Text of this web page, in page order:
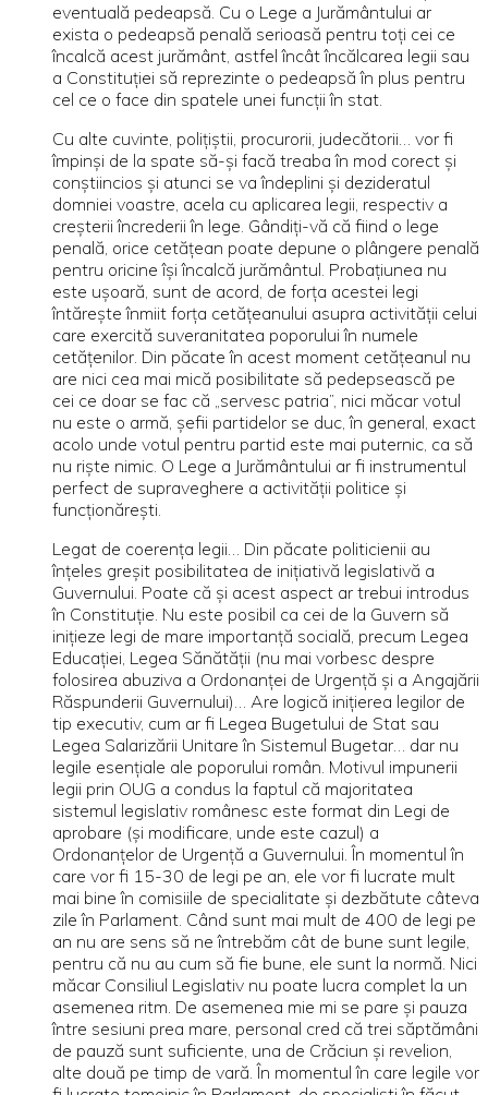
eventuală pedeapsă. Cu o Lege a Jurământului ar
exista o pedeapsă penală serioasă pentru toţi cei ce
încalcă acest jurământ, astfel încât încălcarea legii sau
a Constituţiei să reprezinte o pedeapsă în plus pentru
cel ce o face din spatele unei funcţii în stat.
Cu alte cuvinte, poliţiştii, procurorii, judecătorii… vor fi
împinşi de la spate să-şi facă treaba în mod corect şi
conştiincios şi atunci se va îndeplini şi dezideratul
domniei voastre, acela cu aplicarea legii, respectiv a
creşterii încrederii în lege. Gândiţi-vă că fiind o lege
penală, orice cetăţean poate depune o plângere penală
pentru oricine îşi încalcă jurământul. Probaţiunea nu
este uşoară, sunt de acord, de forţa acestei legi
întăreşte înmiit forţa cetăţeanului asupra activităţii celui
care exercită suveranitatea poporului în numele
cetăţenilor. Din păcate în acest moment cetăţeanul nu
are nici cea mai mică posibilitate să pedepsească pe
cei ce doar se fac că „servesc patria”, nici măcar votul
nu este o armă, şefii partidelor se duc, în general, exact
acolo unde votul pentru partid este mai puternic, ca să
nu rişte nimic. O Lege a Jurământului ar fi instrumentul
perfect de supraveghere a activităţii politice şi
funcţionăreşti.
Legat de coerenţa legii… Din păcate politicienii au
înţeles greşit posibilitatea de iniţiativă legislativă a
Guvernului. Poate că şi acest aspect ar trebui introdus
în Constituţie. Nu este posibil ca cei de la Guvern să
iniţieze legi de mare importanţă socială, precum Legea
Educaţiei, Legea Sănătăţii (nu mai vorbesc despre
folosirea abuziva a Ordonanţei de Urgenţă şi a Angajării
Răspunderii Guvernului)… Are logică iniţierea legilor de
tip executiv, cum ar fi Legea Bugetului de Stat sau
Legea Salarizării Unitare în Sistemul Bugetar… dar nu
legile esenţiale ale poporului român. Motivul impunerii
legii prin OUG a condus la faptul că majoritatea
sistemul legislativ românesc este format din Legi de
aprobare (şi modificare, unde este cazul) a
Ordonanţelor de Urgenţă a Guvernului. În momentul în
care vor fi 15-30 de legi pe an, ele vor fi lucrate mult
mai bine în comisiile de specialitate şi dezbătute câteva
zile în Parlament. Când sunt mai mult de 400 de legi pe
an nu are sens să ne întrebăm cât de bune sunt legile,
pentru că nu au cum să fie bune, ele sunt la normă. Nici
măcar Consiliul Legislativ nu poate lucra complet la un
asemenea ritm. De asemenea mie mi se pare şi pauza
între sesiuni prea mare, personal cred că trei săptămâni
de pauză sunt suficiente, una de Crăciun şi revelion,
alte două pe timp de vară. În momentul în care legile vor